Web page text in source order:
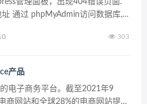
通过 phpMyAdmin访问数据库,
303
产品
电子商务平台。截至2021年9
商网站和全球28%的电商网站提供